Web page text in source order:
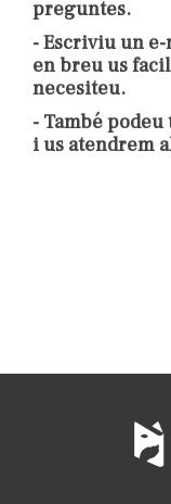
preguntes.
- Escriviu un
en breu us
necesiteu.
- També
i us atendrem